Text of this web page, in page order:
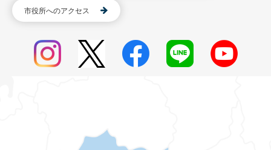
市役所へのアクセス